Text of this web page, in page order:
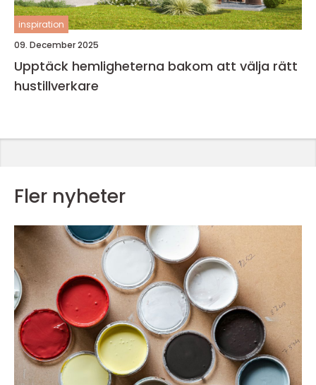
inspiration
09. December 2025
Upptäck hemligheterna bakom att välja rätt
hustillverkare
Fler nyheter